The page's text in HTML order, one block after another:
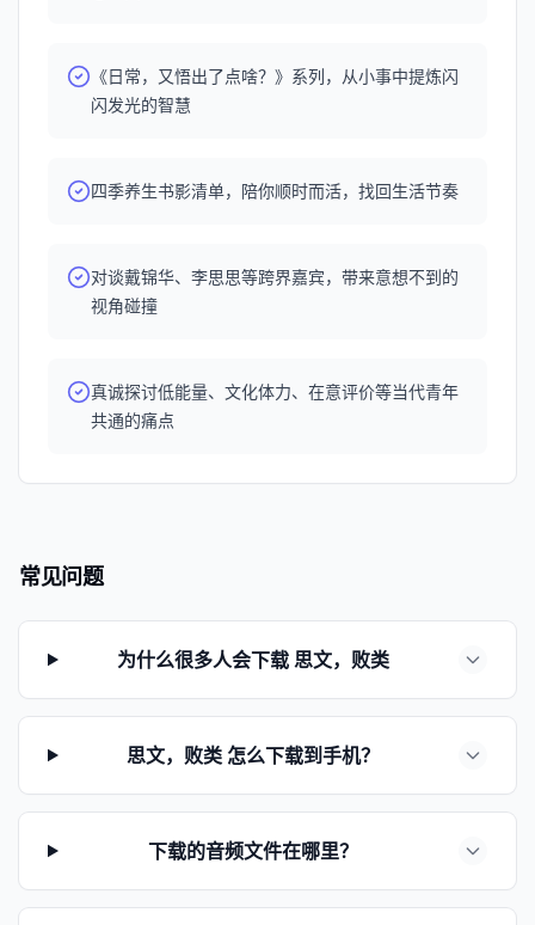
《日常，又悟出了点啥？》系列，从小事中提炼闪
闪发光的智慧
四季养生书影清单，陪你顺时而活，找回生活节奏
对谈戴锦华、李思思等跨界嘉宾，带来意想不到的
视角碰撞
真诚探讨低能量、文化体力、在意评价等当代青年
共通的痛点
常见问题
为什么很多人会下载 思文，败类
思文，败类 怎么下载到手机？
下载的音频文件在哪里？